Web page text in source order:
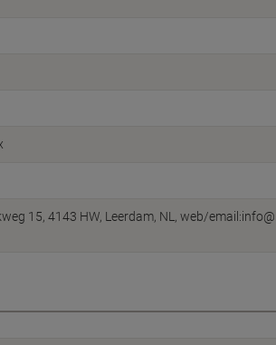
15, 4143 HW, Leerdam, NL, web/